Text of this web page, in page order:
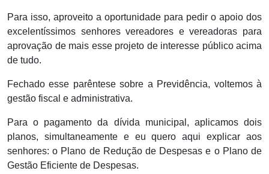
Para isso, aproveito a oportunidade para pedir o apoio dos
excelentíssimos senhores vereadores e vereadoras para
aprovação de mais esse projeto de interesse público acima
de tudo.
Fechado esse parêntese sobre a Previdência, voltemos à
gestão fiscal e administrativa.
Para o pagamento da dívida municipal, aplicamos dois
planos, simultaneamente e eu quero aqui explicar aos
senhores: o Plano de Redução de Despesas e o Plano de
Gestão Eficiente de Despesas.